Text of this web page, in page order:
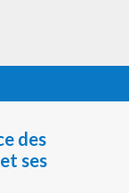
des
ses